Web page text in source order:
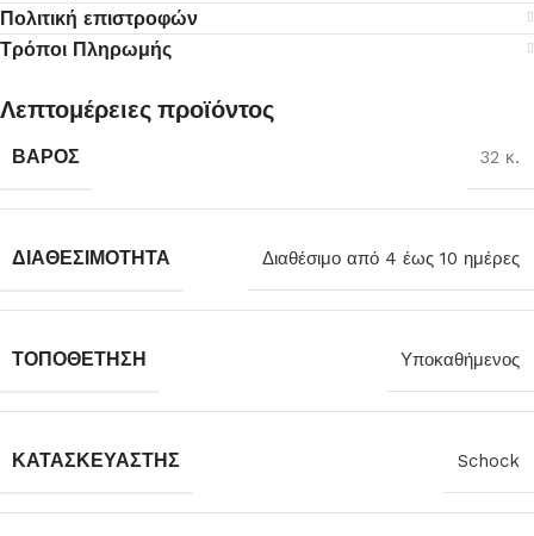
Πολιτική επιστροφών
Τρόποι Πληρωμής
Λεπτομέρειες προϊόντος
ΒΆΡΟΣ 32 κ.
ΔΙΑΘΕΣΙΜΌΤΗΤΑ Διαθέσιμο από 4 έως 10 ημέρες
ΤΟΠΟΘΈΤΗΣΗ Υποκαθήμενος
ΚΑΤΑΣΚΕΥΑΣΤΉΣ Schock